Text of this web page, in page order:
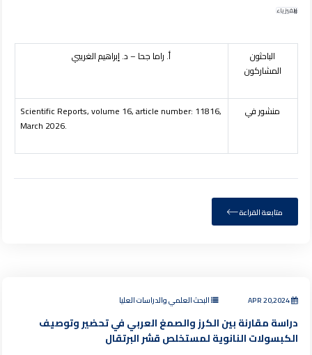
الفيزياء
الباحثون
المشاركون
أ. راما جحا – د. إبراهيم الغريبي
منشور في
Scientific Reports, volume 16, article number: 11816,
March 2026.
متابعة القراءة
APR 20,2024 البحث العلمي والدراسات العليا
دراسة مقارنة بين الكرز والصمغ العربي في تحضير وتوصيف
الكبسولات النانوية لمستخلص قشر البرتقال